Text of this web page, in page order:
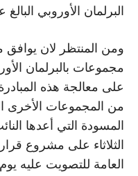
البرلمان الأوروبي البالغ
ومن المنتظر لان
مجموعات بالبرلمان
على معالجة هذه
من المجموعات الأخرى
المسودة التي أعدها
الثلاثاء على مشروع
العامة للتصويت عليه